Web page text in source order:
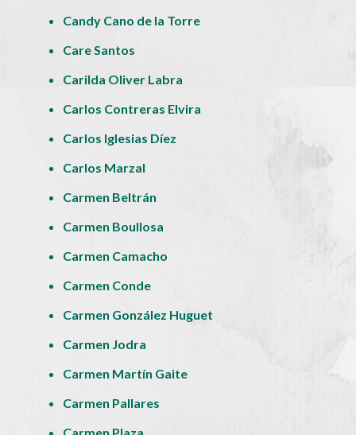
Candy Cano de la Torre
Care Santos
Carilda Oliver Labra
Carlos Contreras Elvira
Carlos Iglesias Díez
Carlos Marzal
Carmen Beltrán
Carmen Boullosa
Carmen Camacho
Carmen Conde
Carmen González Huguet
Carmen Jodra
Carmen Martín Gaite
Carmen Pallares